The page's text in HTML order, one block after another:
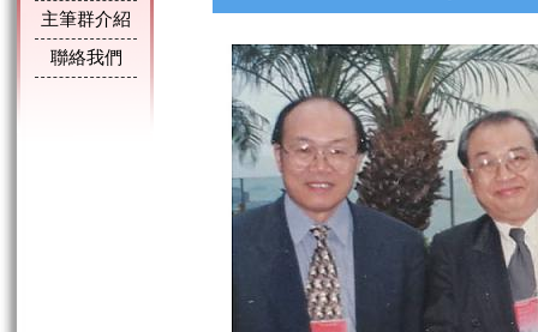
主筆群介紹
聯絡我們